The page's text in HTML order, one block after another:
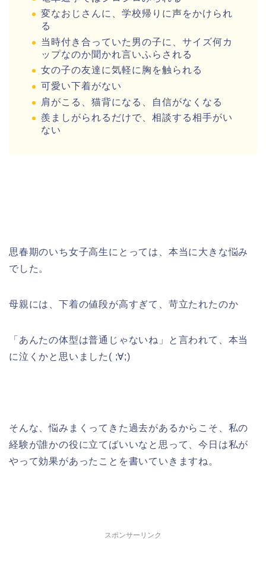
変なおじさんに、学校帰りに声をかけられ
る
当時付き合っていた男の子に、サイズ何カ
ップなのか聞かれ言いふらされる
女の子の友達に気軽に胸を触られる
可愛い下着がない
肩がこる、猫背になる、自信がなくなる
羨ましがられるだけで、相談する相手がい
ない
思春期のいち女子高生にとっては、本当に大きな悩み
でした。
母親には、下着の値段が高すぎて、苛立たれたのか
「あんたの体型は普通じゃないね」と言われて、本当
に泣くかと思いました( ;∀;)
そんな、悩みまくってきた過去があるからこそ、私の
経験が誰かの役に立てばいいなと思って、今日は私が
やって効果があったことを書いていきますね。
スポンサーリンク